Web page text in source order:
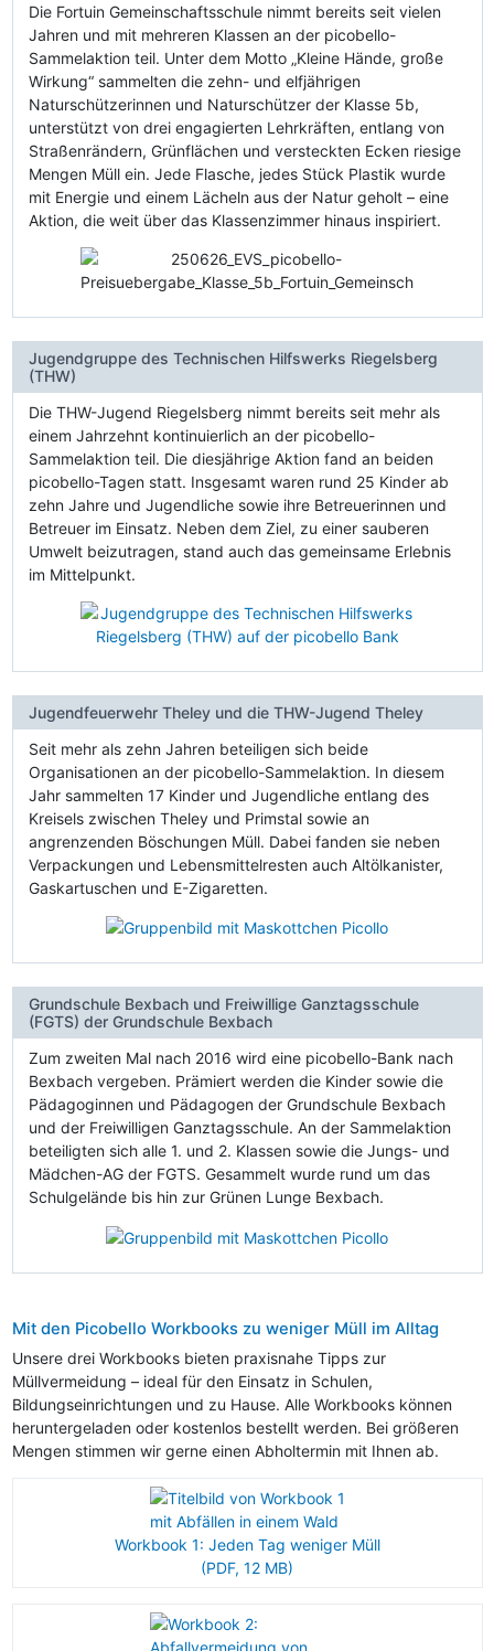
Die Fortuin Gemeinschaftsschule nimmt bereits seit vielen
Jahren und mit mehreren Klassen an der picobello-
Sammelaktion teil. Unter dem Motto „Kleine Hände, große
Wirkung“ sammelten die zehn- und elfjährigen
Naturschützerinnen und Naturschützer der Klasse 5b,
unterstützt von drei engagierten Lehrkräften, entlang von
Straßenrändern, Grünflächen und versteckten Ecken riesige
Mengen Müll ein. Jede Flasche, jedes Stück Plastik wurde
mit Energie und einem Lächeln aus der Natur geholt – eine
Aktion, die weit über das Klassenzimmer hinaus inspiriert.
Jugendgruppe des Technischen Hilfswerks Riegelsberg
(THW)
Die THW-Jugend Riegelsberg nimmt bereits seit mehr als
einem Jahrzehnt kontinuierlich an der picobello-
Sammelaktion teil. Die diesjährige Aktion fand an beiden
picobello-Tagen statt. Insgesamt waren rund 25 Kinder ab
zehn Jahre und Jugendliche sowie ihre Betreuerinnen und
Betreuer im Einsatz. Neben dem Ziel, zu einer sauberen
Umwelt beizutragen, stand auch das gemeinsame Erlebnis
im Mittelpunkt.
Jugendfeuerwehr Theley und die THW-Jugend Theley
Seit mehr als zehn Jahren beteiligen sich beide
Organisationen an der picobello-Sammelaktion. In diesem
Jahr sammelten 17 Kinder und Jugendliche entlang des
Kreisels zwischen Theley und Primstal sowie an
angrenzenden Böschungen Müll. Dabei fanden sie neben
Verpackungen und Lebensmittelresten auch Altölkanister,
Gaskartuschen und E-Zigaretten.
Grundschule Bexbach und Freiwillige Ganztagsschule
(FGTS) der Grundschule Bexbach
Zum zweiten Mal nach 2016 wird eine picobello-Bank nach
Bexbach vergeben. Prämiert werden die Kinder sowie die
Pädagoginnen und Pädagogen der Grundschule Bexbach
und der Freiwilligen Ganztagsschule. An der Sammelaktion
beteiligten sich alle 1. und 2. Klassen sowie die Jungs- und
Mädchen-AG der FGTS. Gesammelt wurde rund um das
Schulgelände bis hin zur Grünen Lunge Bexbach.
Mit den Picobello Workbooks zu weniger Müll im Alltag
Unsere drei Workbooks bieten praxisnahe Tipps zur
Müllvermeidung – ideal für den Einsatz in Schulen,
Bildungseinrichtungen und zu Hause. Alle Workbooks können
heruntergeladen oder kostenlos bestellt werden. Bei größeren
Mengen stimmen wir gerne einen Abholtermin mit Ihnen ab.
Workbook 1: Jeden Tag weniger Müll
(PDF, 12 MB)